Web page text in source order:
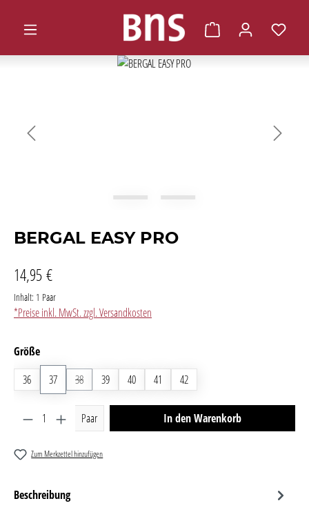
Warenkorb enthält
BERGAL EASY PRO
14,95 €
Inhalt: 1 Paar
*Preise inkl. MwSt. zzgl. Versandkosten
Größeauswählen
36
37 38(Diese Option ist zurzeit nicht verfügbar.)
39 40 41 42
Produkt Anzahl: Gib den gewünschten Wert ein oder
Paar In den Warenkorb
Zum Merkzettel hinzufügen
Beschreibung